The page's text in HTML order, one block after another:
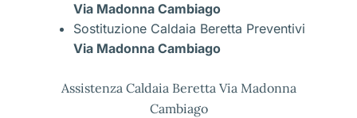
Via Madonna Cambiago
Sostituzione Caldaia Beretta Preventivi
Via Madonna Cambiago
Assistenza Caldaia Beretta Via Madonna
Cambiago